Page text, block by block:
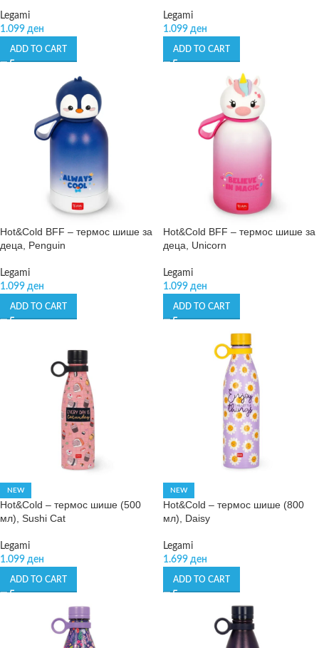
Legami
1.099 ден
ADD TO CART
Legami
1.099 ден
ADD TO CART
Hot&Cold BFF – термос шише за
деца, Penguin
Legami
1.099 ден
ADD TO CART
Hot&Cold BFF – термос шише за
деца, Unicorn
Legami
1.099 ден
ADD TO CART
NEW
Hot&Cold – термос шише (500
мл), Sushi Cat
Legami
1.099 ден
ADD TO CART
NEW
Hot&Cold – термос шише (800
мл), Daisy
Legami
1.699 ден
ADD TO CART